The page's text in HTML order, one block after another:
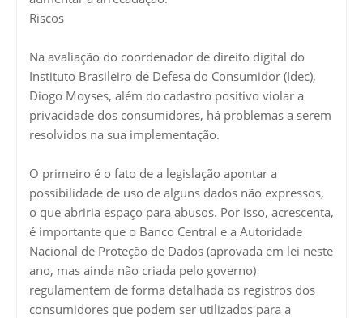
Riscos
Na avaliação do coordenador de direito digital do
Instituto Brasileiro de Defesa do Consumidor (Idec),
Diogo Moyses, além do cadastro positivo violar a
privacidade dos consumidores, há problemas a serem
resolvidos na sua implementação.
O primeiro é o fato de a legislação apontar a
possibilidade de uso de alguns dados não expressos,
o que abriria espaço para abusos. Por isso, acrescenta,
é importante que o Banco Central e a Autoridade
Nacional de Proteção de Dados (aprovada em lei neste
ano, mas ainda não criada pelo governo)
regulamentem de forma detalhada os registros dos
consumidores que podem ser utilizados para a